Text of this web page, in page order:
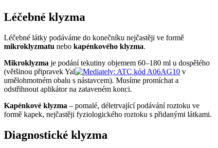
Léčebné klyzma
Léčebné látky podáváme do konečníku nejčastěji ve formě
mikroklyzmatu nebo kapénkového klyzma.
Mikroklyzma je podání tekutiny objemem 60–180 ml u dospělého
(většinou připravek Yal
v
umělohmotném obalu s nástavcem). Musíme promíchat a
odstřihnout aplikátor na zataveném konci.
Kapénkové klyzma – pomalé, déletrvající podávání roztoku ve
formě kapek, nejčastěji fyziologického roztoku s přidanými látkami.
Diagnostické klyzma